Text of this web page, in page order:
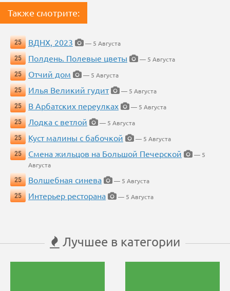
Также смотрите:
25 ВДНХ, 2023
— 5 Августа
25
Полдень. Полевые цветы
— 5 Августа
25
Отчий дом
— 5 Августа
25
Илья Великий гудит
— 5 Августа
25
В Арбатских переулках
— 5 Августа
25
Лодка с ветлой
— 5 Августа
25
Куст малины с бабочкой
— 5 Августа
25
Смена жильцов на Большой Печерской
— 5
Августа
25
Волшебная синева
— 5 Августа
25
Интерьер ресторана — 5 Августа
Лучшее в категории